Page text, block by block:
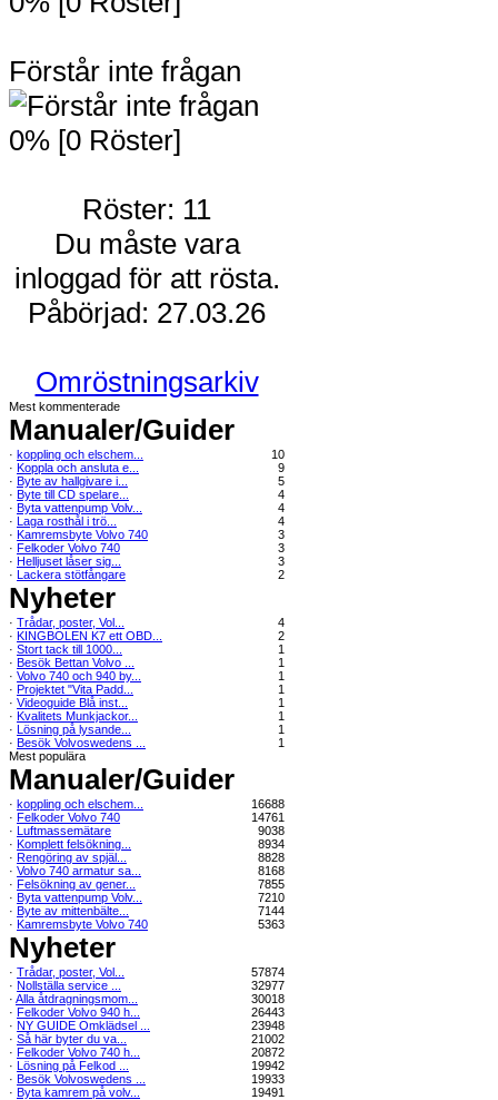
Förstår inte frågan
0% [0 Röster]
Röster: 11
Du måste vara
inloggad för att rösta.
Påbörjad: 27.03.26
Omröstningsarkiv
Mest kommenterade
Manualer/Guider
· koppling och elschem...
10
· Koppla och ansluta e...
9
· Byte av hallgivare i...
5
· Byte till CD spelare...
4
· Byta vattenpump Volv...
4
· Laga rosthål i trö...
4
· Kamremsbyte Volvo 740
3
· Felkoder Volvo 740
3
· Helljuset låser sig...
3
· Lackera stötfångare 2
Nyheter
· Trådar, poster, Vol...
4
· KINGBOLEN K7 ett OBD...
2
· Stort tack till 1000...
1
· Besök Bettan Volvo ...
1
· Volvo 740 och 940 by...
1
· Projektet "Vita Padd...
1
· Videoguide Blå inst...
1
· Kvalitets Munkjackor...
1
· Lösning på lysande...
1
· Besök Volvoswedens ...
1
Mest populära
Manualer/Guider
· koppling och elschem...
16688
· Felkoder Volvo 740
14761
· Luftmassemätare
9038
· Komplett felsökning...
8934
· Rengöring av spjäl...
8828
· Volvo 740 armatur sa...
8168
· Felsökning av gener...
7855
· Byta vattenpump Volv...
7210
· Byte av mittenbälte...
7144
· Kamremsbyte Volvo 740 5363
Nyheter
· Trådar, poster, Vol...
57874
· Nollställa service ...
32977
· Alla åtdragningsmom...
30018
· Felkoder Volvo 940 h...
26443
· NY GUIDE Omklädsel ...
23948
· Så här byter du va...
21002
· Felkoder Volvo 740 h...
20872
· Lösning på Felkod ...
19942
· Besök Volvoswedens ...
19933
· Byta kamrem på volv...
19491